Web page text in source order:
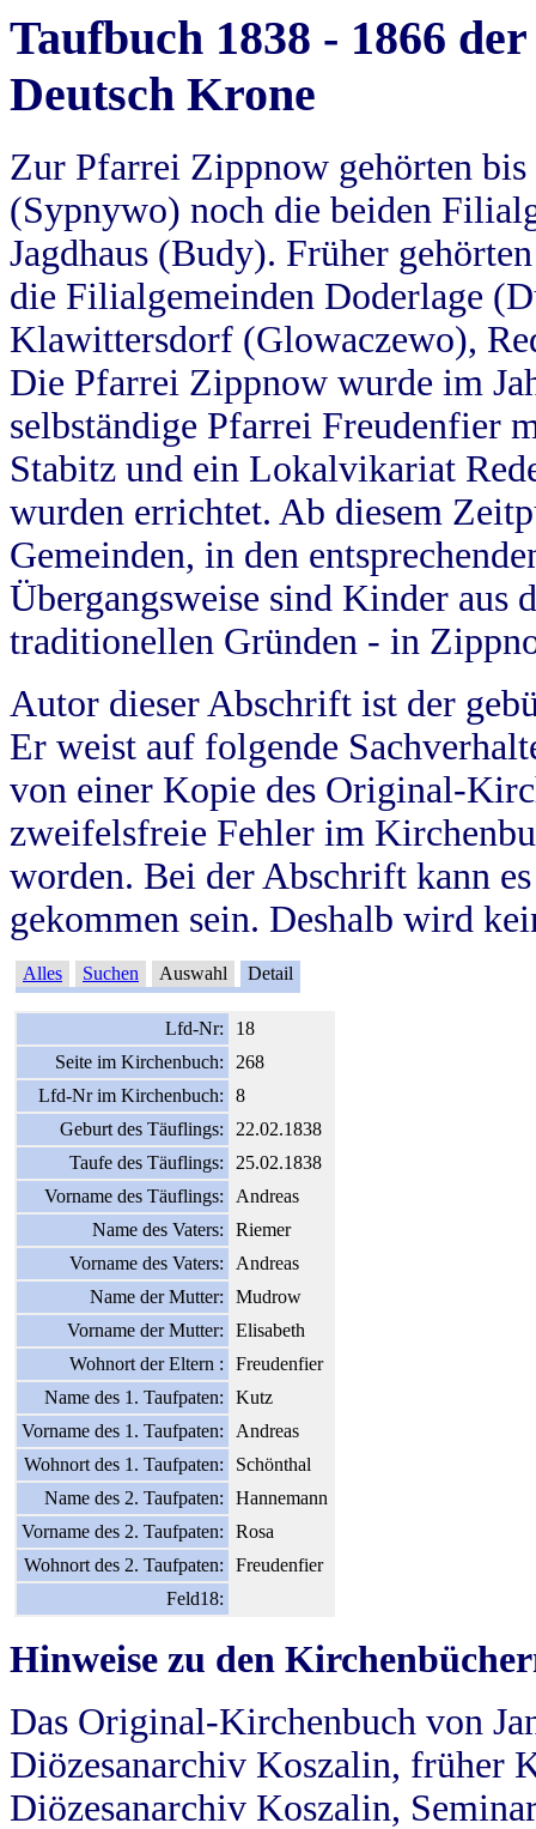
Taufbuch 1838 - 1866
Deutsch Krone
Zur Pfarrei Zippnow gehörten
(Sypnywo) noch die beiden
Jagdhaus (Budy). Früher
die Filialgemeinden Doderlage
Klawittersdorf (Glowaczewo),
Die Pfarrei Zippnow wurde im
selbständige Pfarrei Freudenfier
Stabitz und ein Lokalvikariat
wurden errichtet. Ab diesem
Gemeinden, in den
Übergangsweise sind Kinder aus
traditionellen Gründen - in
Autor dieser Abschrift ist der
Er weist auf folgende
von einer Kopie des Original-
zweifelsfreie Fehler im
worden. Bei der Abschrift kann
gekommen sein. Deshalb wird
Alles Suchen Auswahl Detail
Lfd-Nr:
18
Seite im Kirchenbuch:
268
Lfd-Nr im Kirchenbuch:
8
Geburt des Täuflings:
22.02.1838
Taufe des Täuflings:
25.02.1838
Vorname des Täuflings:
Andreas
Name des Vaters:
Riemer
Vorname des Vaters:
Andreas
Name der Mutter:
Mudrow
Vorname der Mutter:
Elisabeth
Wohnort der Eltern :
Freudenfier
Name des 1. Taufpaten:
Kutz
Vorname des 1. Taufpaten:
Andreas
Wohnort des 1. Taufpaten:
Schönthal
Name des 2. Taufpaten:
Hannemann
Vorname des 2. Taufpaten:
Rosa
Wohnort des 2. Taufpaten:
Freudenfier
Feld18:
Hinweise zu den
Das Original-Kirchenbuch von
Diözesanarchiv Koszalin, früher
Diözesanarchiv Koszalin,